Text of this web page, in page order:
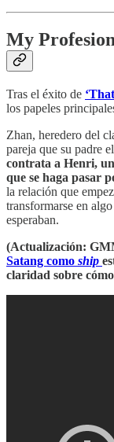
My
Tras el éxito de
los papeles
Zhan, heredero del
pareja que su padre
contrata a Henri,
que se haga pasar
la relación que
transformarse en
esperaban.
(Actualización:
Satang como ship
claridad sobre